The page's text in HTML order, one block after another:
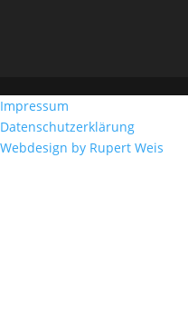
Impressum
Datenschutzerklärung
Webdesign by Rupert Weis